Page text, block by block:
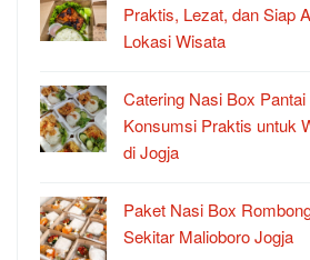
Praktis, Lezat, dan Siap
Lokasi Wisata
Catering Nasi Box
Konsumsi Praktis untuk
di Jogja
Paket Nasi Box
Sekitar Malioboro Jogja